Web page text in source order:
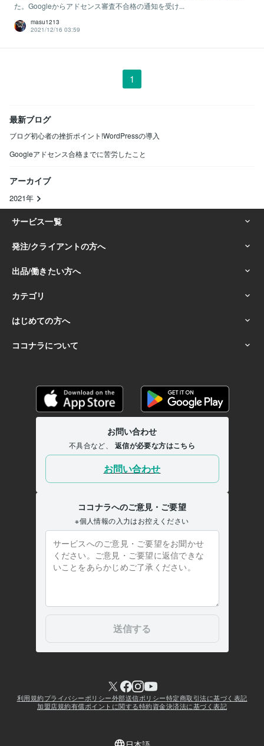
た。Googleからアドセンス審査不合格の通知を受け...
masu1213
2021/12/16 03:59
1
最新ブログ
ブログ初心者の挫折ポイント!WordPressの導入
Googleアドセンス合格までに苦労したこと
アーカイブ
2021年